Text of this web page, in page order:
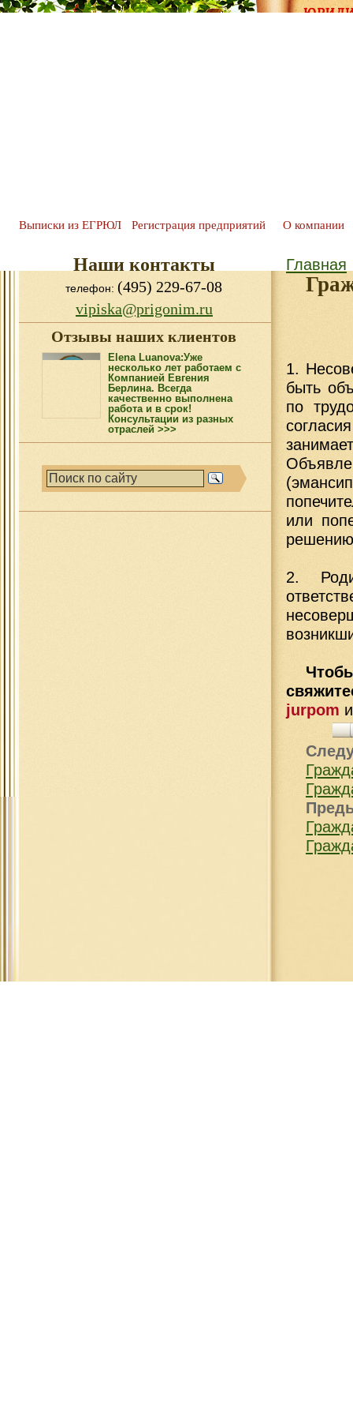
Выписки из ЕГРЮЛ Регистрация предприятий О компании
Наши контакты
телефон:(495) 229-67-08
vipiska@prigonim.ru
Отзывы наших клиентов
Elena Luanova:Уже
несколько лет работаем с
Компанией Евгения
Берлина. Всегда
качественно выполнена
работа и в срок!
Консультации из разных
отраслей >>>
Главная
1.
быть
по
или
2.
jurpom